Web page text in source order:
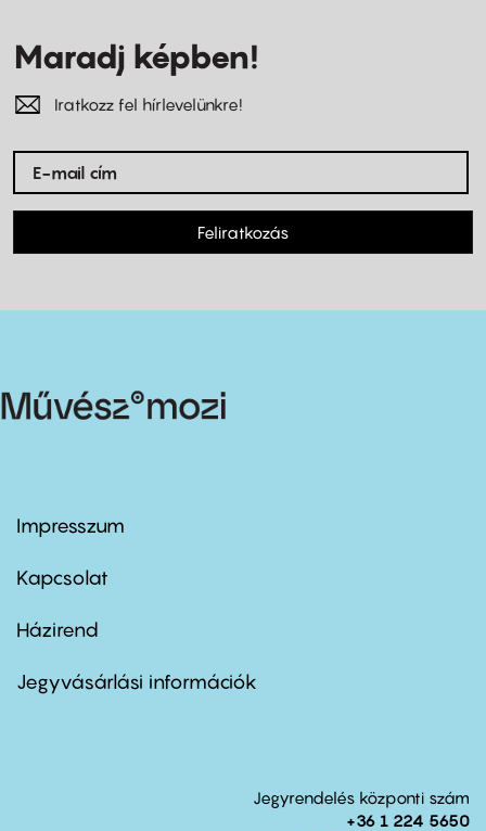
Maradj képben!
Iratkozz fel hírlevelünkre!
Feliratkozás
Footer
first
Impresszum
Kapcsolat
Footer
second
Házirend
Jegyvásárlási információk
Jegyrendelés központi szám
+36 1 224 5650